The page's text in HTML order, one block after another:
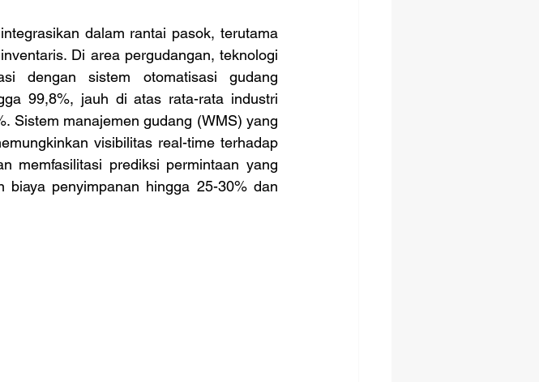
dalam rantai pasok, terutama
Di area pergudangan, teknologi
dengan sistem otomatisasi gudang
99,8%, jauh di atas rata-rata industri
Sistem manajemen gudang (WMS) yang
visibilitas real-time terhadap
memfasilitasi prediksi permintaan yang
penyimpanan hingga 25-30% dan